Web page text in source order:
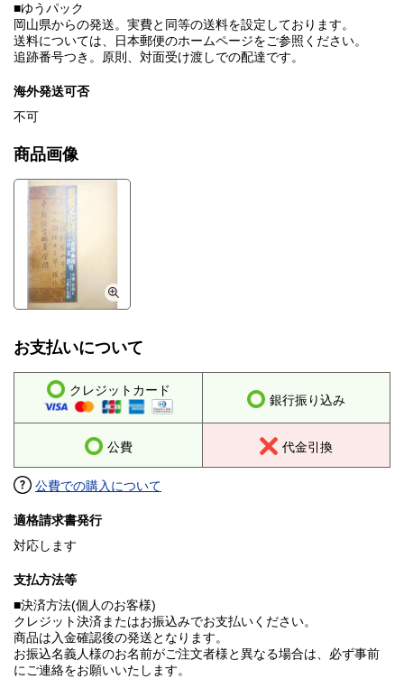
■ゆうパック
岡山県からの発送。実費と同等の送料を設定しております。
送料については、日本郵便のホームページをご参照ください。
追跡番号つき。原則、対面受け渡しでの配達です。
海外発送可否
不可
商品画像
お支払いについて
クレジットカード
銀行振り込み
公費 代金引換
公費での購入について
適格請求書発行
対応します
支払方法等
■決済方法(個人のお客様)
クレジット決済またはお振込みでお支払いください。
商品は入金確認後の発送となります。
お振込名義人様のお名前がご注文者様と異なる場合は、必ず事前
にご連絡をお願いいたします。